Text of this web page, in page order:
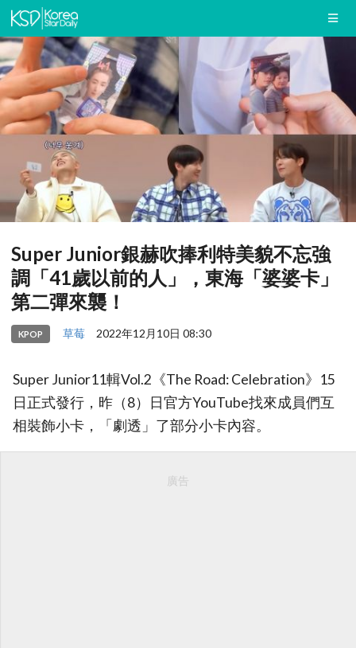
Super Junior銀赫吹捧利特美貌不忘強
調「41歲以前的人」，東海「婆婆卡」
第二彈來襲！
KPOP 草莓 2022年12月10日 08:30
Super Junior11輯Vol.2《The Road: Celebration》15
日正式發行，昨（8）日官方YouTube找來成員們互
相裝飾小卡，「劇透」了部分小卡內容。
廣告